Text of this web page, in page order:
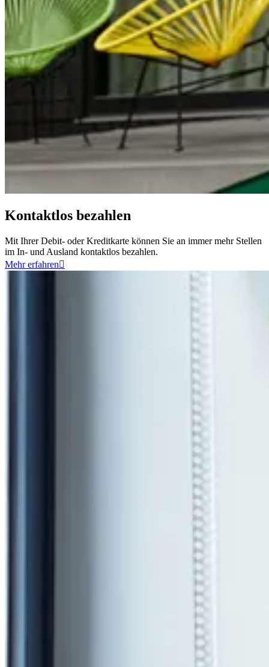
Kontaktlos bezahlen
Mit Ihrer Debit- oder Kreditkarte können Sie an immer mehr Stellen
im In- und Ausland kontaktlos bezahlen.
Mehr erfahren